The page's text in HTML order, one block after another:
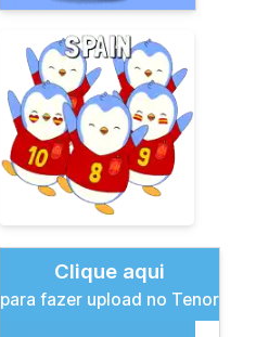
Clique aqui
para fazer upload no Tenor